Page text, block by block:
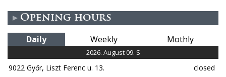
e
s
Opening hours
Daily Weekly Mothly
2026. August 09. S
9022 Győr, Liszt Ferenc u. 13.
closed